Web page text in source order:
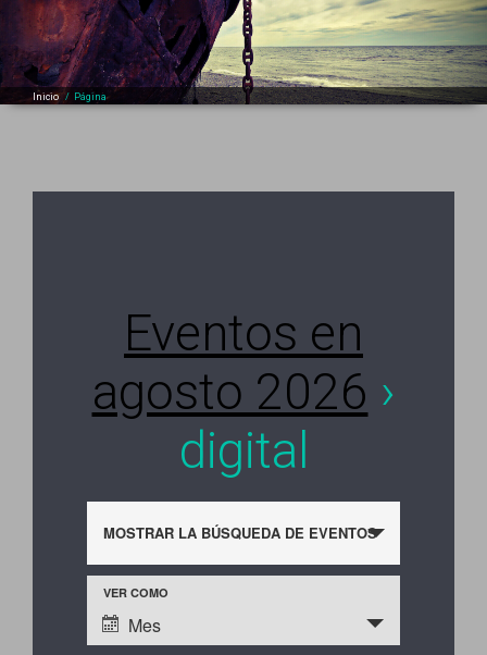
Inicio / Página
Eventos en
agosto 2026 ›
digital
N
a
v
MOSTRAR LA BÚSQUEDA DE EVENTOS
N
VER COMO
Mes